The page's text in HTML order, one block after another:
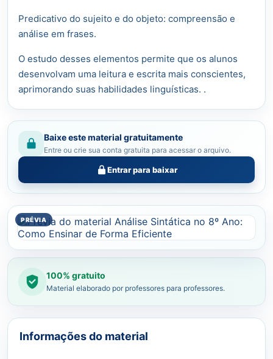
100% gratuito
Material elaborado por professores para professores.
Predicativo do sujeito e do objeto: compreensão e
análise em frases.
O estudo desses elementos permite que os alunos
desenvolvam uma leitura e escrita mais conscientes,
aprimorando suas habilidades linguísticas. .
Baixe este material gratuitamente
Entre ou crie sua conta gratuita para acessar o arquivo.
Entrar para baixar
Informações do material